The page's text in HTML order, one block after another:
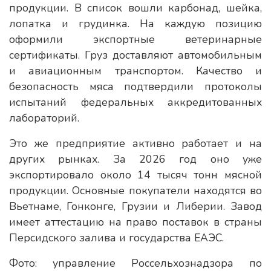
продукции. В список вошли карбонад, шейка,
лопатка и грудинка. На каждую позицию
оформили экспортные ветеринарные
сертификаты. Груз доставляют автомобильным
и авиационным транспортом. Качество и
безопасность мяса подтвердили протоколы
испытаний федеральных аккредитованных
лабораторий.
Это же предприятие активно работает и на
других рынках. За 2026 год оно уже
экспортировало около 14 тысяч тонн мясной
продукции. Основные покупатели находятся во
Вьетнаме, Гонконге, Грузии и Либерии. Завод
имеет аттестацию на право поставок в страны
Персидского залива и государства ЕАЭС.
Фото: управление Россельхознадзора по